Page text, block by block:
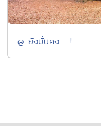
@ ยังมั่นคง ....!